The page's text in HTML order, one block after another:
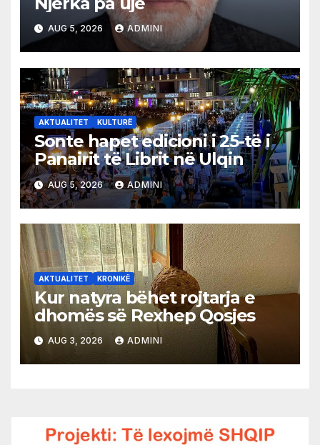
AUG 5, 2026 ADMINI
AKTUALITET KULTURË
Sonte hapet edicioni i 25-të i
Panairit të Librit në Ulqin
AUG 5, 2026 ADMINI
AKTUALITET KRONIKË
Kur natyra bëhet rojtarja e
dhomës së Rexhep Qosjes
AUG 3, 2026 ADMINI